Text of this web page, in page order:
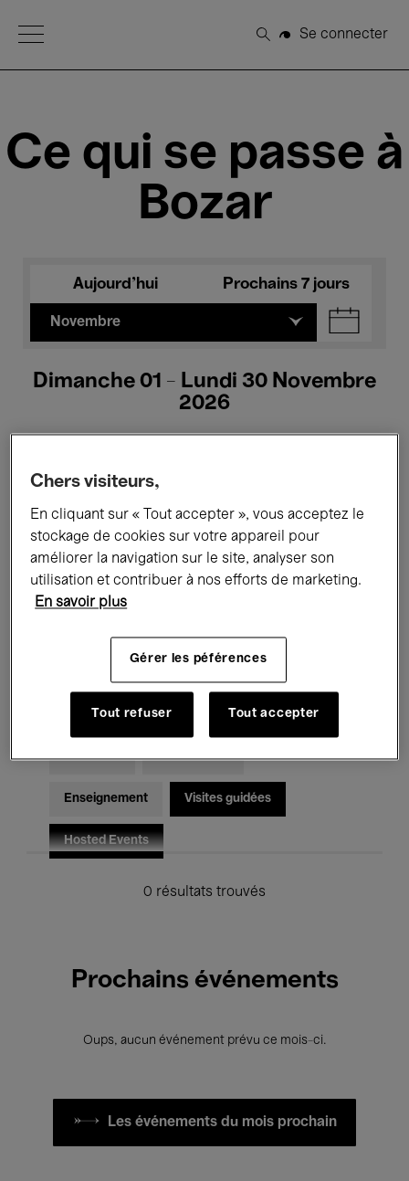
Open Menu
Rechercher
Se connecter
Ce qui se passe à
Bozar
Aujourd'hui Prochains 7 jours
Novembre
Dimanche 01 - Lundi 30 Novembre
2026
Tous les événements Concerts
Expositions Films Performances
Rencontres & Débats
Musique classique Global Music
Musique électronique
Pour tous Kids’ Palace
Enseignement Visites guidées
Hosted Events
0 résultats trouvés
Prochains événements
Oups, aucun événement prévu ce mois-ci.
Les événements du mois prochain
Chers visiteurs,
En cliquant sur « Tout accepter », vous acceptez le
stockage de cookies sur votre appareil pour
améliorer la navigation sur le site, analyser son
utilisation et contribuer à nos efforts de marketing.
En savoir plus
Gérer les péférences
Tout refuser Tout accepter